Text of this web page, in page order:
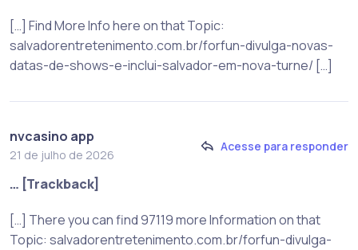
[…] Find More Info here on that Topic:
salvadorentretenimento.com.br/forfun-divulga-novas-
datas-de-shows-e-inclui-salvador-em-nova-turne/ […]
nvcasino app
21 de julho de 2026
Acesse para responder
… [Trackback]
[…] There you can find 97119 more Information on that
Topic: salvadorentretenimento.com.br/forfun-divulga-